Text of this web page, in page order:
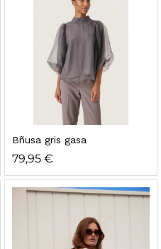
Bñusa gris gasa
79,95 €